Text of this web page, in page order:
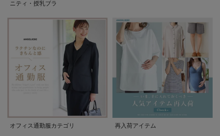
ニティ・授乳ブラ
オフィス通勤服カテゴリ 再入荷アイテム